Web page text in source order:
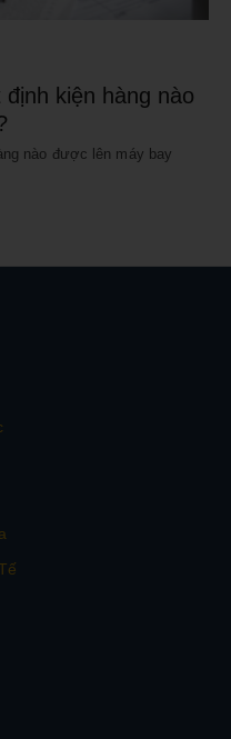
kiện hàng nào
nào được lên máy bay